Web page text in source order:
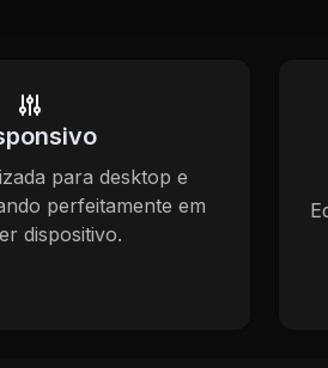
para desktop e
perfeitamente em
dispositivo.